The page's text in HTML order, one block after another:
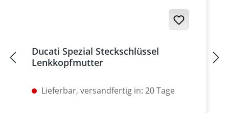
Ducati Spezial Steckschlüssel
Lenkkopfmutter
Lieferbar, versandfertig in: 20 Tage